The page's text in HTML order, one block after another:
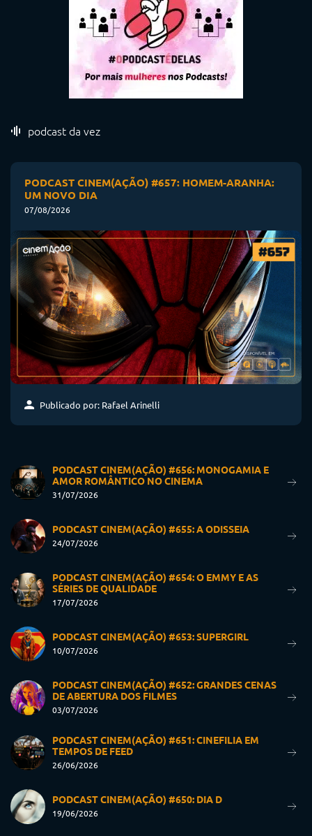
podcast da vez
PODCAST CINEM(AÇÃO) #657: HOMEM-ARANHA:
UM NOVO DIA
07/08/2026
Publicado por: Rafael Arinelli
PODCAST CINEM(AÇÃO) #656: MONOGAMIA E
AMOR ROMÂNTICO NO CINEMA
31/07/2026
PODCAST CINEM(AÇÃO) #655: A ODISSEIA
24/07/2026
PODCAST CINEM(AÇÃO) #654: O EMMY E AS
SÉRIES DE QUALIDADE
17/07/2026
PODCAST CINEM(AÇÃO) #653: SUPERGIRL
10/07/2026
PODCAST CINEM(AÇÃO) #652: GRANDES CENAS
DE ABERTURA DOS FILMES
03/07/2026
PODCAST CINEM(AÇÃO) #651: CINEFILIA EM
TEMPOS DE FEED
26/06/2026
PODCAST CINEM(AÇÃO) #650: DIA D
19/06/2026